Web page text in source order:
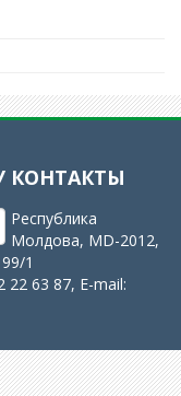
КОНТАКТЫ
Республика
Молдова, MD-2012,
1
22 63 87, E-mail: